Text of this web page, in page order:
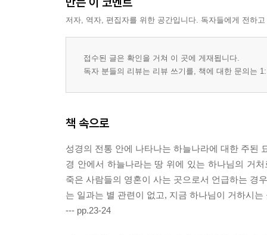
저자, 역자, 편집자를 위한 공간입니다. 독자들에게 전하
접수된 글은 확인을 거쳐 이 곳에 게재됩니다.
독자 분들의 리뷰는 리뷰 쓰기를, 책에 대한 문의는
책 속으로
성경의 전통 안에 나타나는 하늘나라에 대한 주된
경 안에서 하늘나라는 땅 위에 있는 하나님의 거
죽은 사람들의 영혼이 사는 곳으로서 언급하는 경
는 일과는 별 관련이 없고, 지금 하나님이 거하시
--- pp.23-24